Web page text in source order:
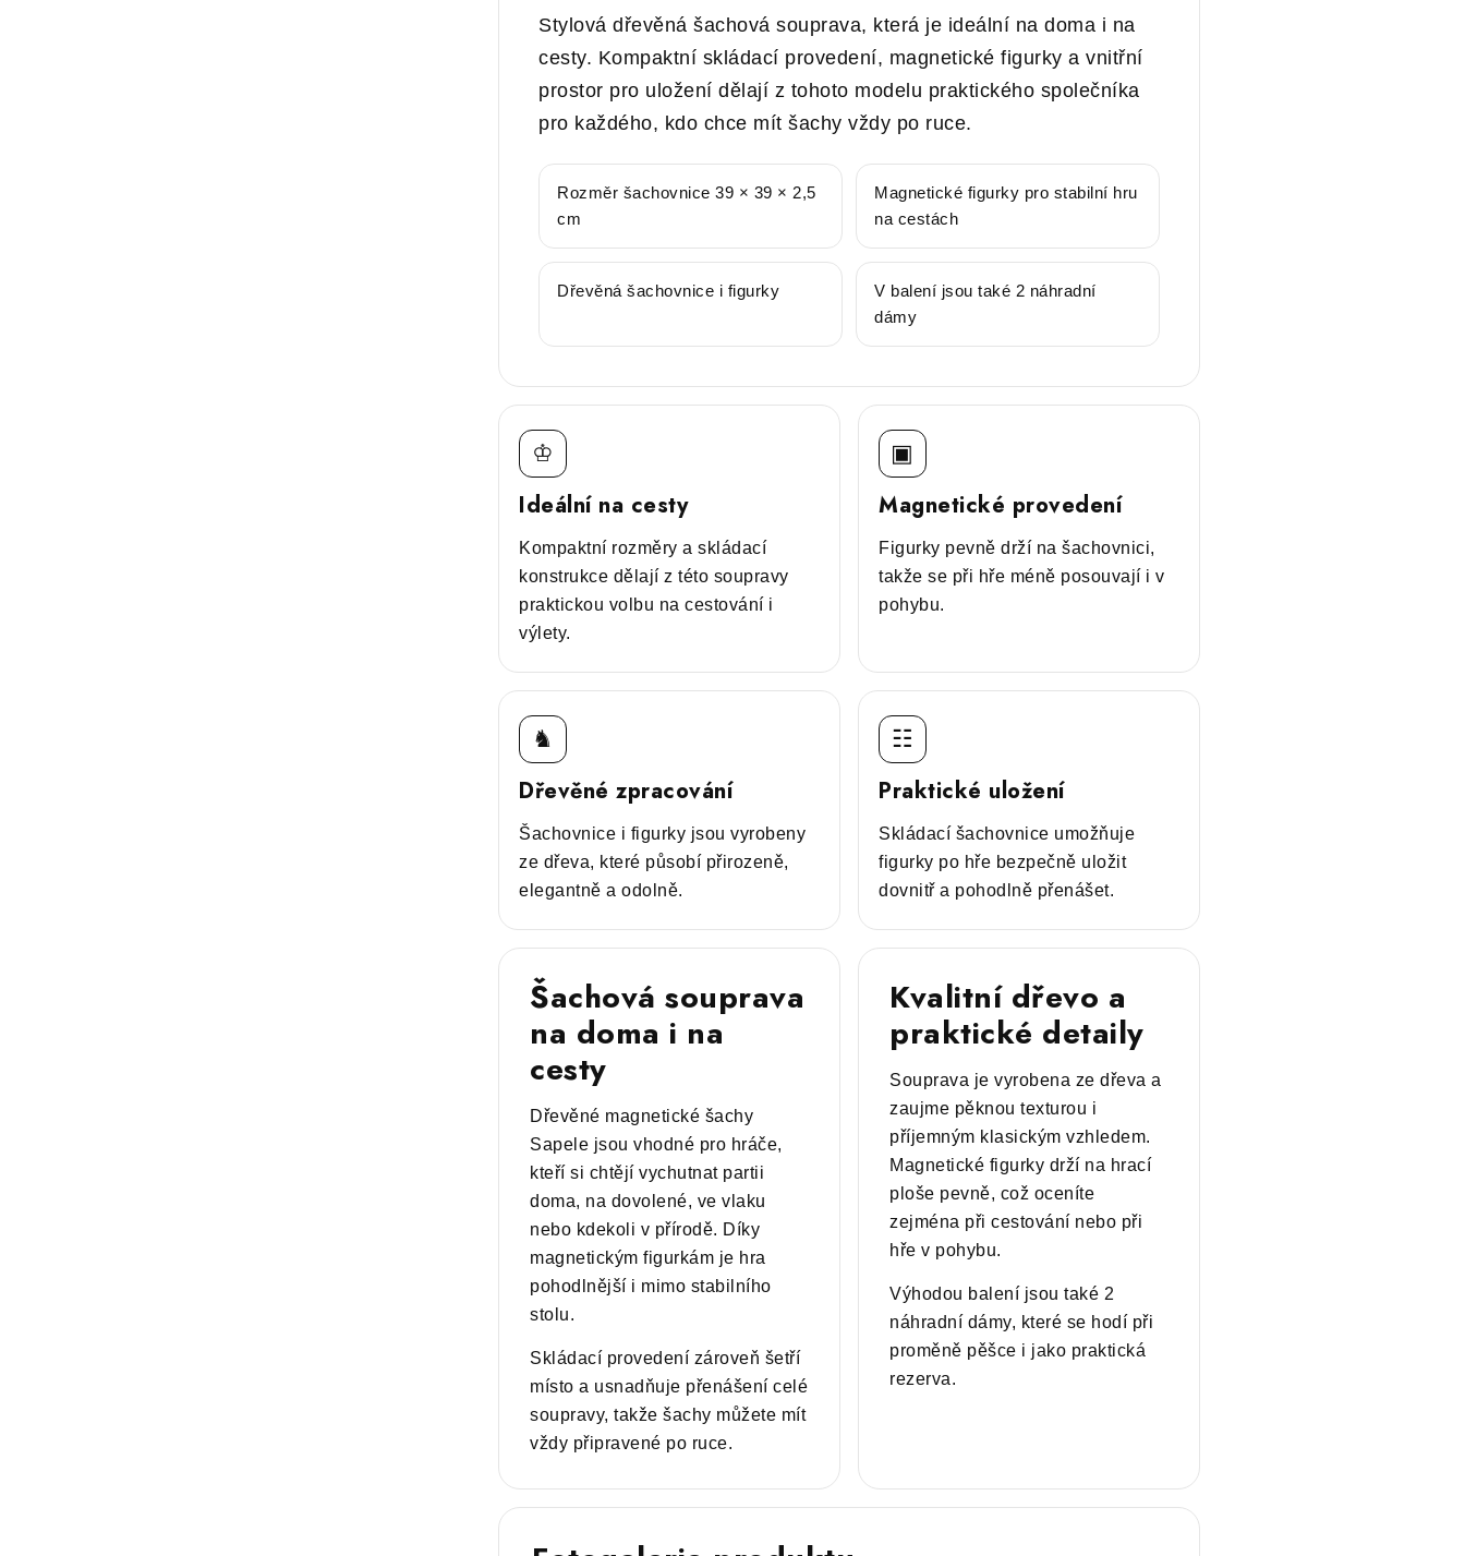
Stylová dřevěná šachová souprava, která je ideální na doma i na
cesty. Kompaktní skládací provedení, magnetické figurky a vnitřní
prostor pro uložení dělají z tohoto modelu praktického společníka
pro každého, kdo chce mít šachy vždy po ruce.
Rozměr šachovnice 39 × 39 × 2,5
cm
Magnetické figurky pro stabilní hru
na cestách
Dřevěná šachovnice i figurky
V balení jsou také 2 náhradní
dámy
♔
Ideální na cesty
Kompaktní rozměry a skládací
konstrukce dělají z této soupravy
praktickou volbu na cestování i
výlety.
▣
Magnetické provedení
Figurky pevně drží na šachovnici,
takže se při hře méně posouvají i v
pohybu.
♞
Dřevěné zpracování
Šachovnice i figurky jsou vyrobeny
ze dřeva, které působí přirozeně,
elegantně a odolně.
☷
Praktické uložení
Skládací šachovnice umožňuje
figurky po hře bezpečně uložit
dovnitř a pohodlně přenášet.
Šachová souprava
na doma i na
cesty
Dřevěné magnetické šachy
Sapele jsou vhodné pro hráče,
kteří si chtějí vychutnat partii
doma, na dovolené, ve vlaku
nebo kdekoli v přírodě. Díky
magnetickým figurkám je hra
pohodlnější i mimo stabilního
stolu.
Skládací provedení zároveň šetří
místo a usnadňuje přenášení celé
soupravy, takže šachy můžete mít
vždy připravené po ruce.
Kvalitní dřevo a
praktické detaily
Souprava je vyrobena ze dřeva a
zaujme pěknou texturou i
příjemným klasickým vzhledem.
Magnetické figurky drží na hrací
ploše pevně, což oceníte
zejména při cestování nebo při
hře v pohybu.
Výhodou balení jsou také 2
náhradní dámy, které se hodí při
proměně pěšce i jako praktická
rezerva.